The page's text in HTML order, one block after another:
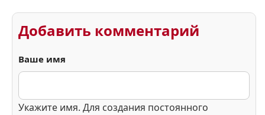
Добавить комментарий
Ваше имя
Укажите имя. Для создания постоянного